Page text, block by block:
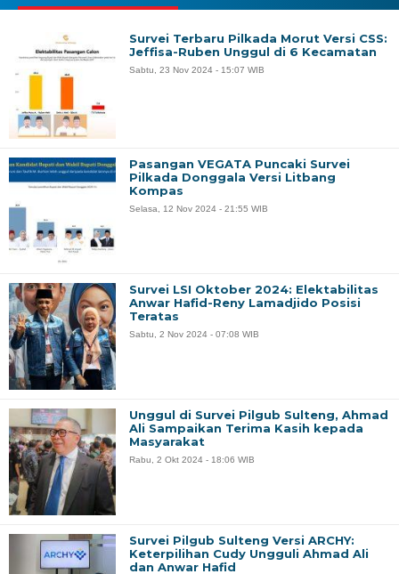
Survei Terbaru Pilkada Morut Versi CSS:
Jeffisa-Ruben Unggul di 6 Kecamatan
Sabtu, 23 Nov 2024 - 15:07 WIB
Pasangan VEGATA Puncaki Survei
Pilkada Donggala Versi Litbang
Kompas
Selasa, 12 Nov 2024 - 21:55 WIB
Survei LSI Oktober 2024: Elektabilitas
Anwar Hafid-Reny Lamadjido Posisi
Teratas
Sabtu, 2 Nov 2024 - 07:08 WIB
Unggul di Survei Pilgub Sulteng, Ahmad
Ali Sampaikan Terima Kasih kepada
Masyarakat
Rabu, 2 Okt 2024 - 18:06 WIB
Survei Pilgub Sulteng Versi ARCHY:
Keterpilihan Cudy Ungguli Ahmad Ali
dan Anwar Hafid